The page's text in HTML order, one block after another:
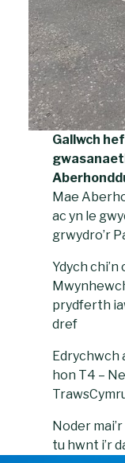
Gallwch
Mae
ac yn le
grwydro’r
Ydych
prydferth
dref
Edrychwch
hon T4 –
Noder
tu hwnt i’r